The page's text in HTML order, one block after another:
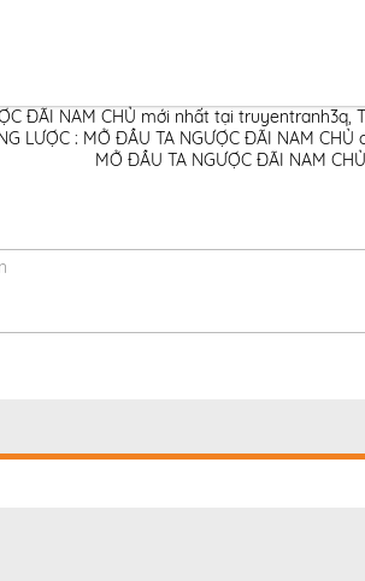
ĐÃI NAM CHỦ mới nhất tại truyentranh3q,
LƯỢC : MỞ ĐẦU TA NGƯỢC ĐÃI NAM
MỞ ĐẦU TA NGƯỢC ĐÃI NAM